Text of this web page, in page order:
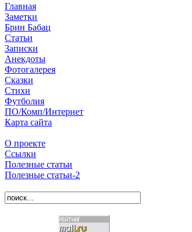
Главная
Заметки
Брин Бабац
Статьи
Записки
Анекдоты
Фотогалерея
Сказки
Стихи
Футболия
ПО/Комп/Интернет
Карта сайта
О проекте
Ссылки
Полезные статьи
Полезные статьи-2